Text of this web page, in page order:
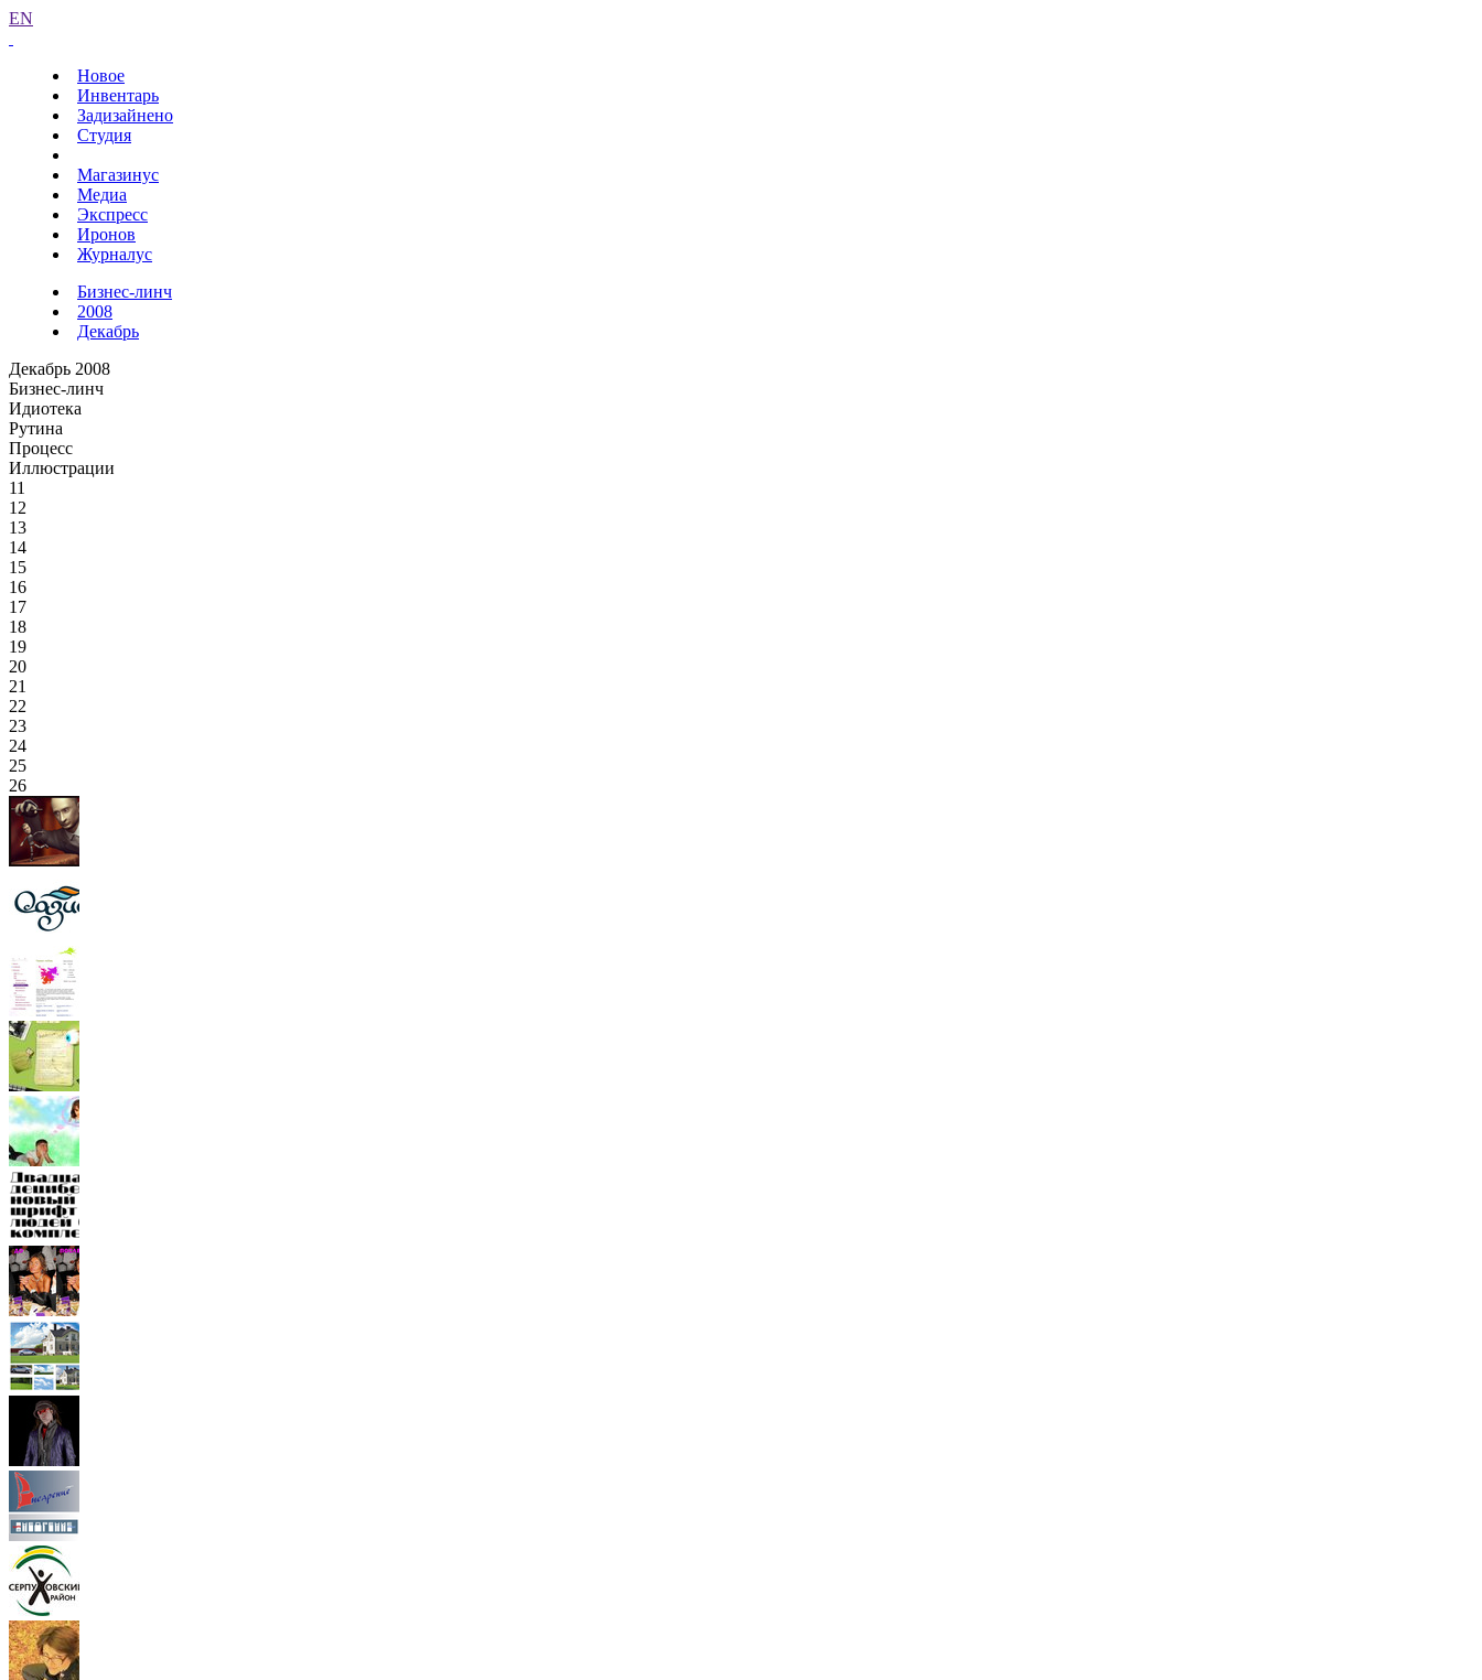
EN
Новое
Инвентарь
Задизайнено
Студия
Магазинус
Медиа
Экспресс
Иронов
Журналус
Бизнес-линч
2008
Декабрь
Декабрь 2008
Бизнес-линч
Идиотека
Рутина
Процесс
Иллюстрации
11
12
13
14
15
16
17
18
19
20
21
22
23
24
25
26